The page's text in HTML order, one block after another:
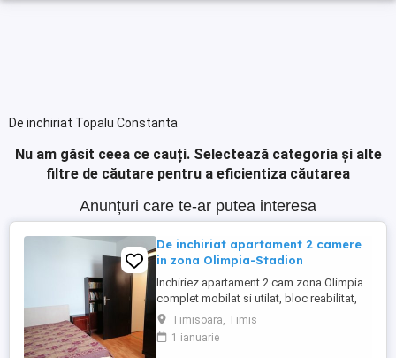
De inchiriat Topalu Constanta
Nu am găsit ceea ce cauți. Selectează categoria și alte
filtre de căutare pentru a eficientiza căutarea
Anunțuri care te-ar putea interesa
De inchiriat apartament 2 camere
in zona Olimpia-Stadion
Inchiriez apartament 2 cam zona Olimpia
complet mobilat si utilat, bloc reabilitat,
curat la etajul 3. Suprafata acestuia este
de 45 mp. Pt mai multe detalii sunati la nr
afisat in anunt!
Timisoara, Timis
1 ianuarie